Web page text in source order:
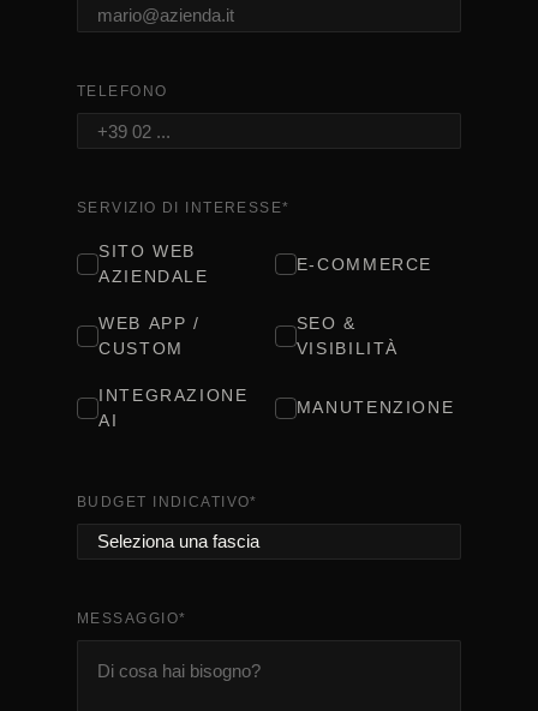
TELEFONO
SERVIZIO DI INTERESSE*
SITO WEB
AZIENDALE
E-COMMERCE
WEB APP /
CUSTOM
SEO &
VISIBILITÀ
INTEGRAZIONE
AI
MANUTENZIONE
BUDGET INDICATIVO*
MESSAGGIO*